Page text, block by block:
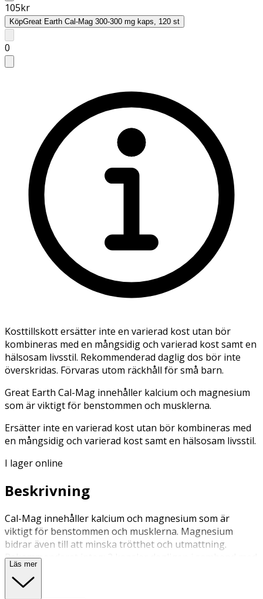
105kr
KöpGreat Earth Cal-Mag 300-300 mg kaps, 120 st
0
Kosttillskott ersätter inte en varierad kost utan bör
kombineras med en mångsidig och varierad kost samt en
hälsosam livsstil. Rekommenderad daglig dos bör inte
överskridas. Förvaras utom räckhåll för små barn.
Great Earth Cal-Mag innehåller kalcium och magnesium
som är viktigt för benstommen och musklerna.
Ersätter inte en varierad kost utan bör kombineras med
en mångsidig och varierad kost samt en hälsosam livsstil.
I lager online
Beskrivning
Cal-Mag innehåller kalcium och magnesium som är
viktigt för benstommen och musklerna. Magnesium
bidrar även till att minska trötthet och utmattning.
Rekommenderat intag: 2 kapslar dagligen i samband med
måltid eller på kvällen. Rekommenderat intag bör ej
överskridas. Kosttillskott bör inte användas som
alternativ till en varierad kost. Förvaras i rumstemperatur
Läs mer